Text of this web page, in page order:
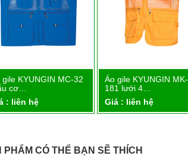
Chi tiết
gile KYUNGIN MC-32
cơ…
: liên hệ
Chi tiết
Áo gile KYUNGIN MK-
181 lưới 4…
Giá : liên hệ
PHẨM CÓ THỂ BẠN SẼ THÍCH